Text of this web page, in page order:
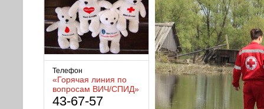
Телефон
«Горячая линия по
вопросам ВИЧ/СПИД»
43-67-57